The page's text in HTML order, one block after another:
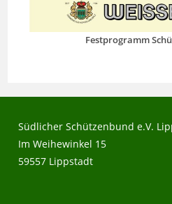
Festprogramm
Südlicher Schützenbund e.V.
Im Weihewinkel 15
59557 Lippstadt